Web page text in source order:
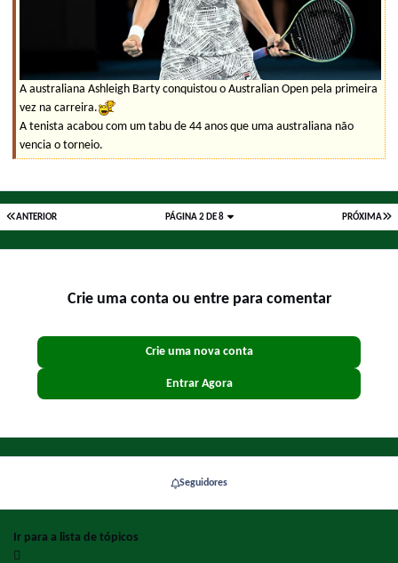
A australiana Ashleigh Barty conquistou o Australian Open pela primeira
vez na carreira.
A tenista acabou com um tabu de 44 anos que uma australiana não
vencia o torneio.
ANTERIOR PRÓXIMA
PÁGINA 2 DE 8
Crie uma conta ou entre para comentar
Crie uma nova conta
Entrar Agora
Seguidores
Ir para a lista de tópicos